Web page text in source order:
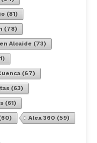
(81)
(78)
Alcaide (73)
(67)
(63)
(61)
Alex 360 (59)